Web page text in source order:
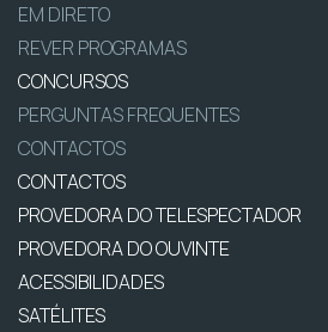
EM DIRETO
REVER PROGRAMAS
CONCURSOS
PERGUNTAS FREQUENTES
CONTACTOS
CONTACTOS
PROVEDORA DO TELESPECTADOR
PROVEDORA DO OUVINTE
ACESSIBILIDADES
SATÉLITES